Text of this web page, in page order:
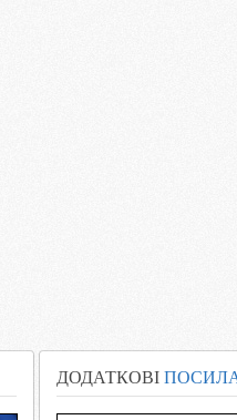
ДОДАТКОВІ